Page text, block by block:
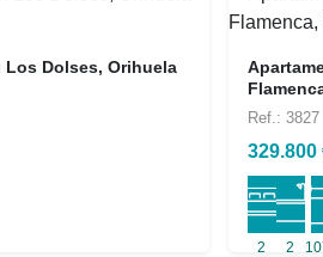
Los Dolses, Orihuela
Ref.: 3827
329.800
2 2